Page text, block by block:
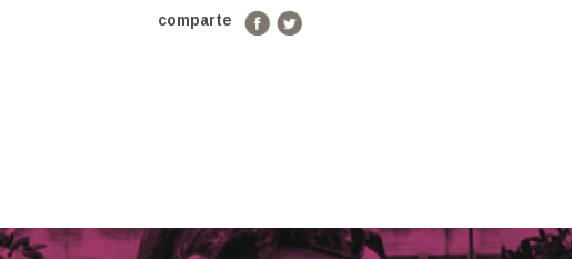
comparte